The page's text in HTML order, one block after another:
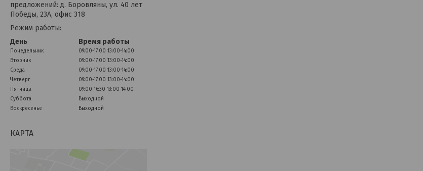
предложений: д. Боровляны, ул. 40 лет
Победы, 23А, офис 318
Режим работы:
День
Время работы
Понедельник 09:00-17:00 13:00-14:00
Вторник
09:00-17:00 13:00-14:00
Среда
09:00-17:00 13:00-14:00
Четверг
09:00-17:00 13:00-14:00
Пятница
09:00-16:30 13:00-14:00
Суббота
Выходной
Воскресенье
Выходной
КАРТА